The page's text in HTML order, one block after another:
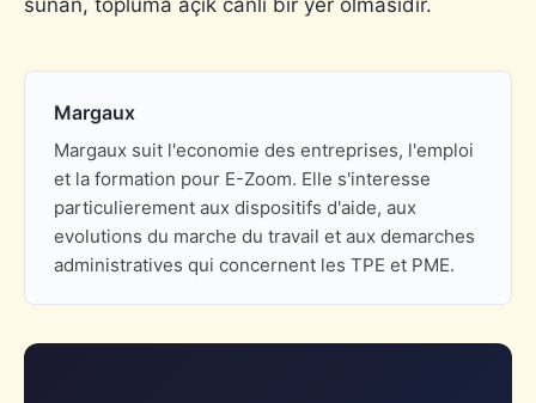
Margaux
Margaux suit l'economie des entreprises, l'emploi
et la formation pour E-Zoom. Elle s'interesse
particulierement aux dispositifs d'aide, aux
evolutions du marche du travail et aux demarches
administratives qui concernent les TPE et PME.